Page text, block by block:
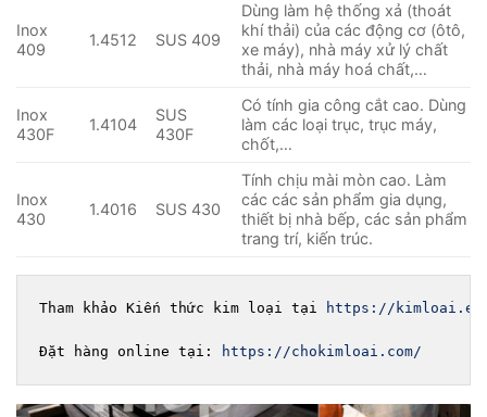
Inox
409
1.4512 SUS 409
Dùng làm hệ thống xả (thoát
khí thải) của các động cơ (ôtô,
xe máy), nhà máy xử lý chất
thải, nhà máy hoá chất,…
Inox
430F
1.4104
SUS
430F
Có tính gia công cắt cao. Dùng
làm các loại trục, trục máy,
chốt,…
Inox
430
1.4016 SUS 430
Tính chịu mài mòn cao. Làm
các các sản phẩm gia dụng,
thiết bị nhà bếp, các sản phẩm
trang trí, kiến trúc.
Tham khảo Kiến thức kim loại tại https://
Đặt hàng online tại: https://chokimloai.com/